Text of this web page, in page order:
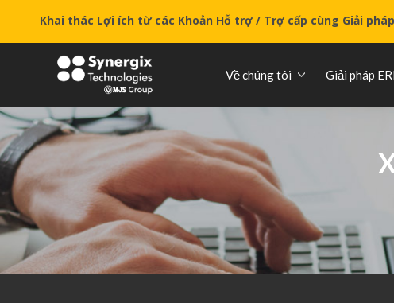
Khai thác Lợi ích từ các Khoản Hỗ trợ / Trợ cấp cùng Giải
Về chúng tôi Giải pháp